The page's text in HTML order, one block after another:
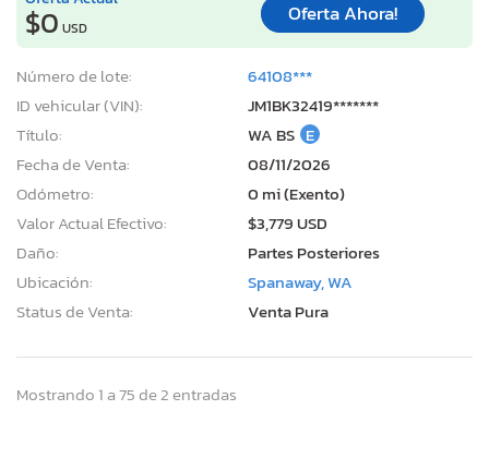
$0 USD
Oferta Ahora!
Número de lote:
64108***
ID vehicular (VIN):
JM1BK32419*******
Título:
WA BS E
Fecha de Venta:
08/11/2026
Odómetro:
0 mi (Exento)
Valor Actual Efectivo:
$3,779 USD
Daño:
Partes Posteriores
Ubicación:
Spanaway, WA
Status de Venta:
Venta Pura
Mostrando 1 a 75 de 2 entradas